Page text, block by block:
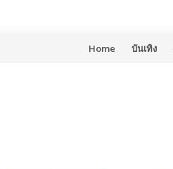
Skip
Home บันเทิง